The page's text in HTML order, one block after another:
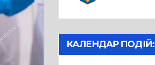
КАЛЕНДАР ПОДІЙ: